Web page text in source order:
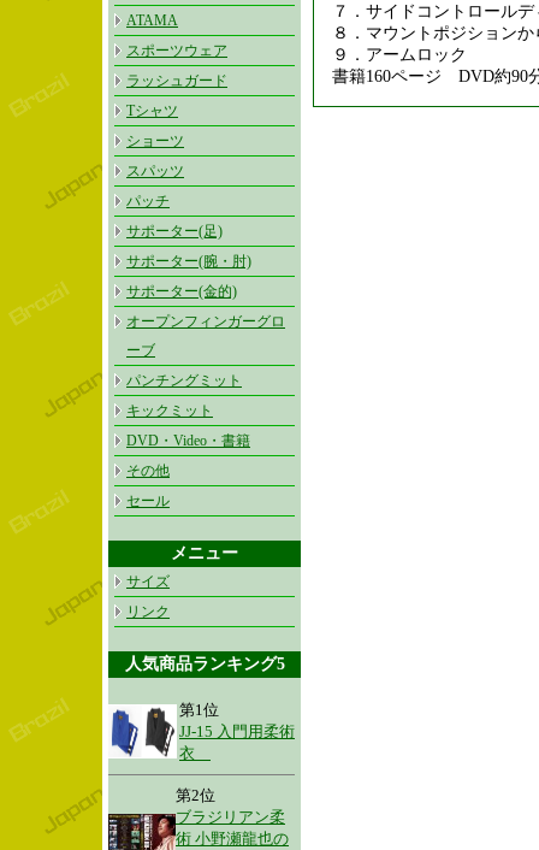
ATAMA
スポーツウェア
ラッシュガード
Tシャツ
ショーツ
スパッツ
パッチ
サポーター(足)
サポーター(腕・肘)
サポーター(金的)
オープンフィンガーグロ
ーブ
パンチングミット
キックミット
DVD・Video・書籍
その他
セール
メニュー
サイズ
リンク
人気商品ランキング5
第1位
JJ-15 入門用柔術
衣
第2位
ブラジリアン柔
術 小野瀬龍也の
７．サイドコントロール
８．マウントポジション
９．アームロック
書籍160ページ DVD約90